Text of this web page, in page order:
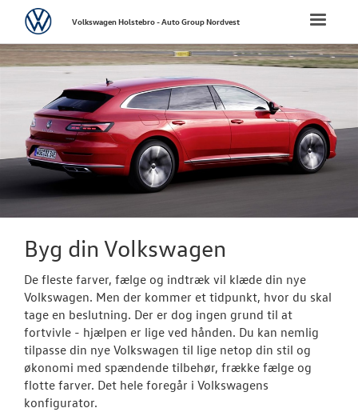
FORSIDE
NYE
Bestil
Book en
Byg din
Privatleasing
Vejen til et
Elektrisk
Toggle
VolkswagenVolkswagen Holstebro - Auto Group Nordvest
Byg din Volkswagen
De fleste farver, fælge og indtræk vil klæde din nye
Volkswagen. Men der kommer et tidpunkt, hvor du skal
tage en beslutning. Der er dog ingen grund til at
fortvivle - hjælpen er lige ved hånden. Du kan nemlig
tilpasse din nye Volkswagen til lige netop din stil og
økonomi med spændende tilbehør, frække fælge og
flotte farver. Det hele foregår i Volkswagens
konfigurator.